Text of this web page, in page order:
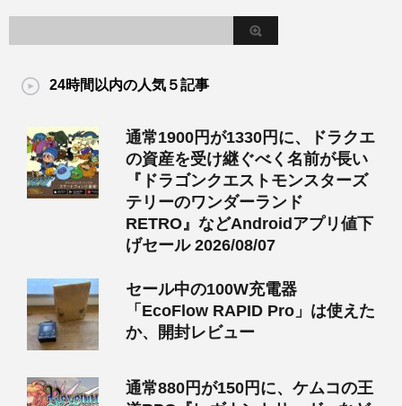
24時間以内の人気５記事
通常1900円が1330円に、ドラクエ
の資産を受け継ぐべく名前が長い
『ドラゴンクエストモンスターズ
テリーのワンダーランド
RETRO』などAndroidアプリ値下
げセール 2026/08/07
セール中の100W充電器
「EcoFlow RAPID Pro」は使えた
か、開封レビュー
通常880円が150円に、ケムコの王